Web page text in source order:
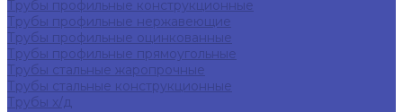
Трубы профильные конструкционные
Трубы профильные нержавеющие
Трубы профильные оцинкованные
Трубы профильные прямоугольные
Трубы стальные жаропрочные
Трубы стальные конструкционные
Трубы х/д